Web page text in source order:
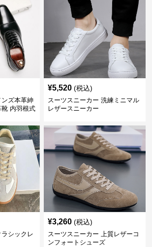
ズ本革紳
内羽根式
¥5,520 (税込)
スーツスニーカー 洗練ミニマル
レザースニーカー
シックレ
¥3,260 (税込)
スーツスニーカー 上質レザーコ
ンフォートシューズ